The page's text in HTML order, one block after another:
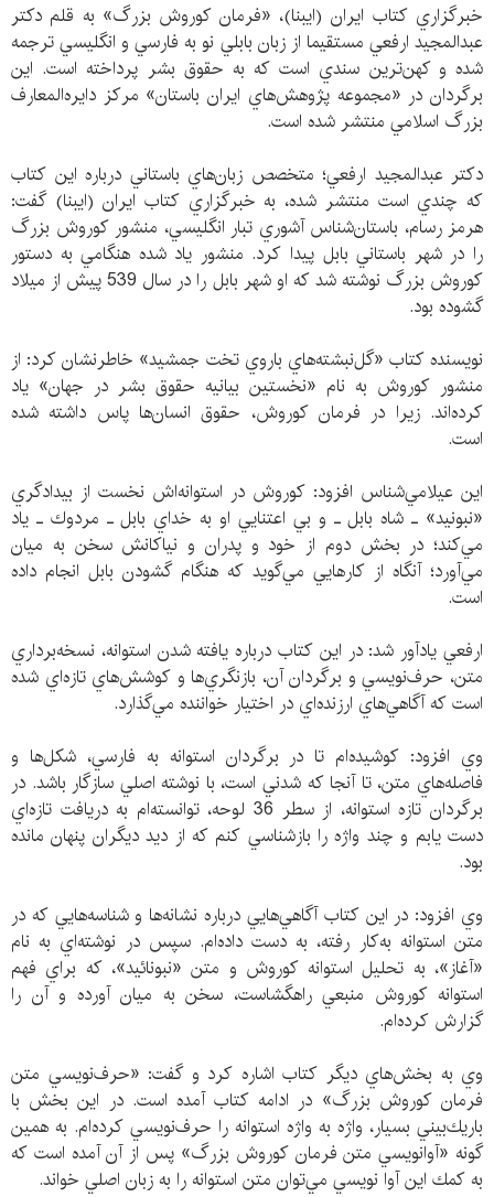
خبرگزاري كتاب ايران (ايبنا)، «فرمان کوروش بزرگ» به قلم دکتر
عبدالمجيد ارفعي مستقيما از زبان بابلي نو به فارسي و انگليسي ترجمه
شده و کهن‌ترين سندي است كه به حقوق بشر پرداخته است. اين
برگردان در «مجموعه پژوهش‌هاي ايران باستان» مركز دايره‌المعارف
بزرگ اسلامي منتشر شده است.
دكتر عبدالمجيد ارفعي؛ متخصص زبان‌هاي باستاني درباره اين كتاب
كه چندي است منتشر شده، به خبرگزاري كتاب ايران (ايبنا) گفت:
هرمز رسام، باستان‌شناس آشوري تبار انگليسي، منشور كوروش بزرگ
را در شهر باستاني بابل پيدا كرد. منشور ياد شده هنگامي به دستور
كوروش بزرگ نوشته شد كه او شهر بابل را در سال 539 پيش از ميلاد
گشوده بود.
نويسنده كتاب «گل‌نبشته‌هاي باروي تخت جمشيد» خاطرنشان كرد: از
منشور كوروش به نام «نخستين بيانيه‌ حقوق بشر در جهان» ياد
كرده‌اند. زيرا در فرمان كوروش، حقوق انسان‌ها پاس داشته شده
است.
اين عيلامي‌شناس افزود: كوروش در استوانه‌اش نخست از بيدادگري
«نبونيد» ـ شاه بابل ـ و بي اعتنايي او به خداي بابل ـ مردوك ـ ياد
مي‌كند؛ در بخش دوم از خود و پدران و نياكانش سخن به ميان
مي‌آورد؛ آنگاه از كارهايي مي‌گويد كه هنگام گشودن بابل انجام داده
است.
ارفعي يادآور شد: در اين كتاب درباره يافته شدن استوانه، نسخه‌برداري
متن، حرف‌نويسي و برگردان آن، بازنگري‌ها و كوشش‌هاي تازه‌اي شده
است كه آگاهي‌هاي ارزنده‌اي در اختيار خواننده مي‌گذارد.
وي افزود: كوشيده‌ام تا در برگردان استوانه به فارسي، شكل‌ها و
فاصله‌هاي متن، تا آنجا كه شدني است، با نوشته‌ اصلي سازگار باشد. در
برگردان تازه‌ استوانه، از سطر 36 لوحه، توانسته‌ام به دريافت تازه‌اي
دست يابم و چند واژه را بازشناسي كنم كه از ديد ديگران پنهان مانده
بود.
وي افزود: در اين كتاب آگاهي‌هايي درباره‌ نشانه‌ها و شناسه‌هايي كه در
متن استوانه به‌كار رفته، به دست داده‌ام. سپس در نوشته‌اي به نام
«آغاز»، به تحليل استوانه‌ كوروش و متن «نبونائيد»، كه براي فهم
استوانه‌ كوروش منبعي راهگشاست، سخن به ميان آورده و آن را
گزارش كرده‌ام.
وي به بخش‌هاي ديگر كتاب اشاره كرد و گفت: «حرف‌نويسي متن
فرمان كوروش بزرگ» در ادامه كتاب آمده است. در اين بخش با
باريك‌بيني بسيار، واژه به واژه‌ استوانه را حرف‌نويسي كرده‌ام. به همين
گونه «آوانويسي متن فرمان كوروش بزرگ» پس از آن آمده است كه
به كمك اين آوا نويسي مي‌توان متن استوانه را به زبان اصلي خواند.